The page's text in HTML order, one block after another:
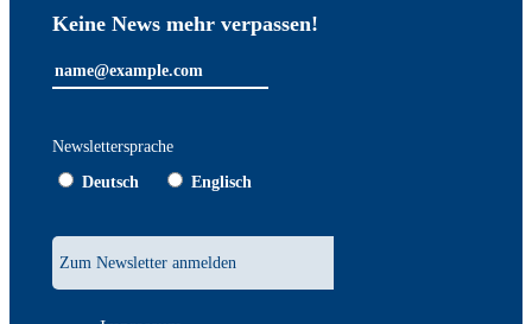
Keine News mehr verpassen!
Newslettersprache
Deutsch
Englisch